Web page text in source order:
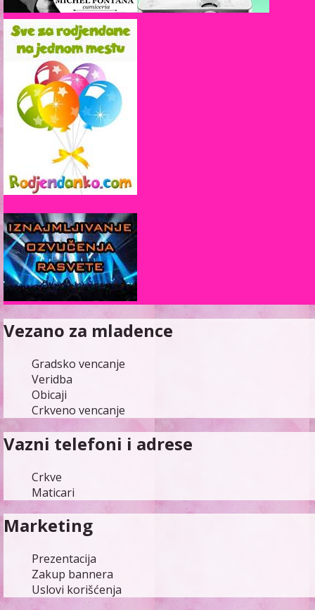
Vezano za mladence
Gradsko vencanje
Veridba
Obicaji
Crkveno vencanje
Vazni telefoni i adrese
Crkve
Maticari
Marketing
Prezentacija
Zakup bannera
Uslovi korišćenja